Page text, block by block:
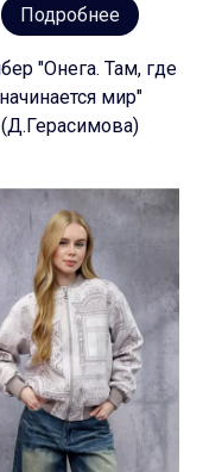
Подробнее
"Онега. Там, где
начинается мир"
(Д.Герасимова)